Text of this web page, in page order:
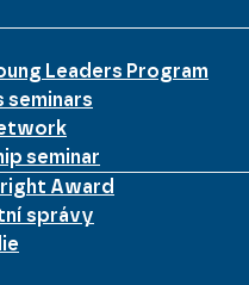
Leaders Program
seminars
seminar
Award
správy